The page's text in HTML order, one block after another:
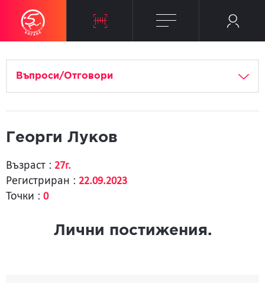
Въпроси/Отговори
Георги Луков
Възраст : 27г.
Регистриран : 22.09.2023
Точки : 0
Лични постижения.